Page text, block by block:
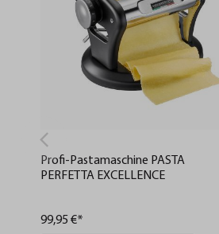
Profi-Pastamaschine PASTA
PERFETTA EXCELLENCE
99,95 €*